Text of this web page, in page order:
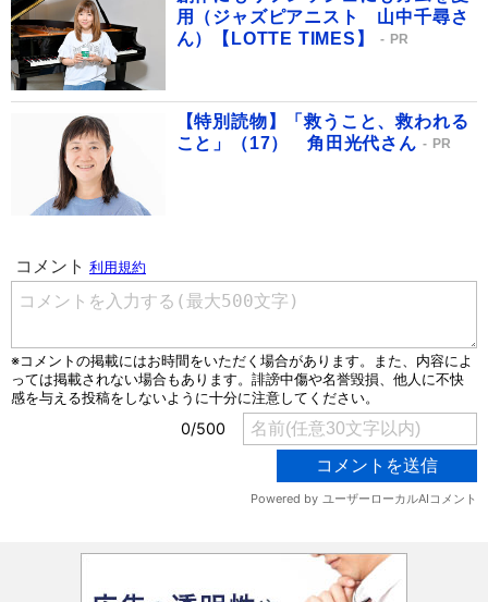
用（ジャズピアニスト 山中千尋さ
ん）【LOTTE TIMES】
PR
【特別読物】「救うこと、救われる
こと」（17） 角田光代さん
PR